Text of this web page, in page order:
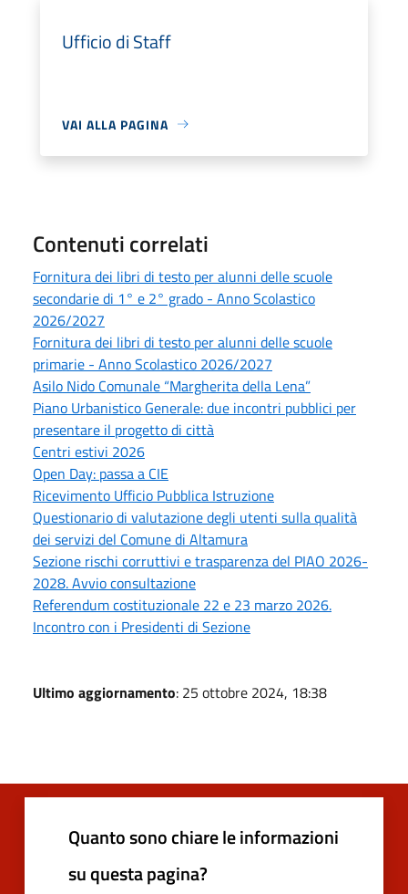
Ufficio di Staff
VAI ALLA PAGINA
Contenuti correlati
Fornitura dei libri di testo per alunni delle scuole
secondarie di 1° e 2° grado - Anno Scolastico
2026/2027
Fornitura dei libri di testo per alunni delle scuole
primarie - Anno Scolastico 2026/2027
Asilo Nido Comunale “Margherita della Lena”
Piano Urbanistico Generale: due incontri pubblici per
presentare il progetto di città
Centri estivi 2026
Open Day: passa a CIE
Ricevimento Ufficio Pubblica Istruzione
Questionario di valutazione degli utenti sulla qualità
dei servizi del Comune di Altamura
Sezione rischi corruttivi e trasparenza del PIAO 2026-
2028. Avvio consultazione
Referendum costituzionale 22 e 23 marzo 2026.
Incontro con i Presidenti di Sezione
Ultimo aggiornamento: 25 ottobre 2024, 18:38
Quanto sono chiare le informazioni
su questa pagina?